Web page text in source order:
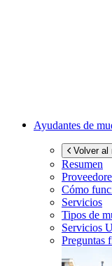
Ayudantes de
Volver al
Resumen
Cómo
Servicios
Tipos de
Servicios
Preguntas